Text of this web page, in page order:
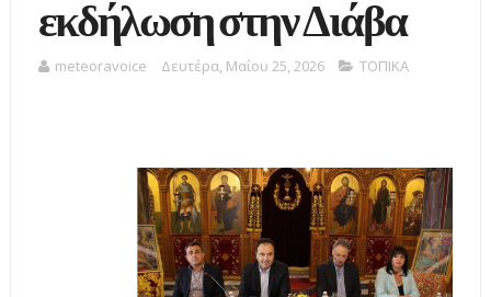
εκδήλωση στην Διάβα
meteoravoice Δευτέρα, Μαΐου 25, 2026 ΤΟΠΙΚΑ